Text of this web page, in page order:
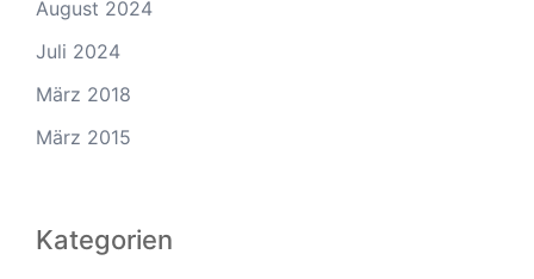
August 2024
Juli 2024
März 2018
März 2015
Kategorien